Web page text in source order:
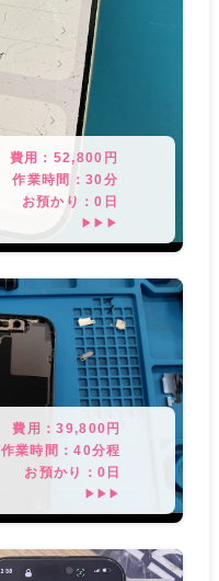
費用： 52,800 円
作業時間： 30分
お預かり：0 日
▶▶▶
費用：39,800 円
作業時間：40分程
お預かり： 0 日
▶▶▶